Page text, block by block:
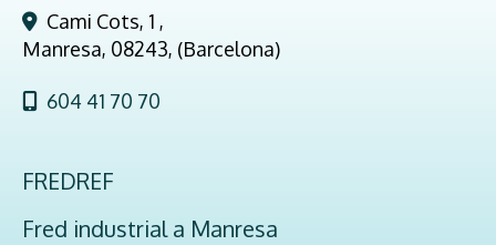
Cami Cots, 1 ,
Manresa, 08243, (Barcelona)
604 41 70 70
FREDREF
Fred industrial a Manresa